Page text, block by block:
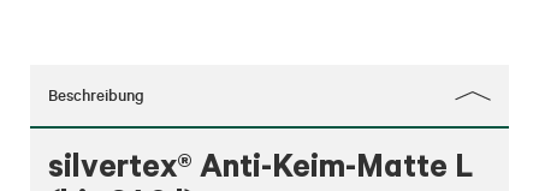
Beschreibung
silvertex® Anti-Keim-Matte L